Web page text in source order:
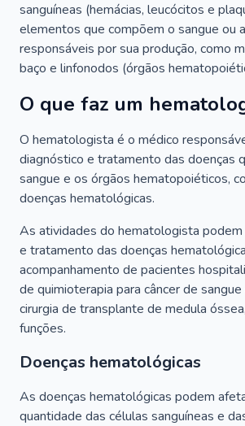
sanguíneas (hemácias, leucócitos e
elementos que compõem o sangue ou
responsáveis por sua produção, como
baço e linfonodos (órgãos
O que faz um
O hematologista é o médico
diagnóstico e tratamento das doenças
sangue e os órgãos hematopoiéticos,
doenças hematológicas.
As atividades do hematologista podem
e tratamento das doenças
acompanhamento de pacientes
de quimioterapia para câncer de
cirurgia de transplante de medula
funções.
Doenças hematológicas
As doenças hematológicas podem
quantidade das células sanguíneas e